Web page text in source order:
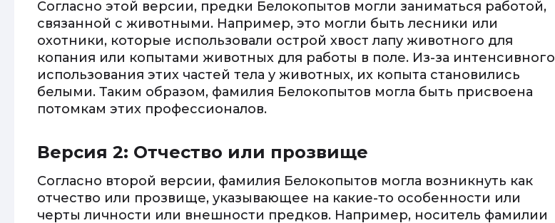
Согласно этой версии, предки Белокопытов могли заниматься работой,
связанной с животными. Например, это могли быть лесники или
охотники, которые использовали острой хвост лапу животного для
копания или копытами животных для работы в поле. Из-за интенсивного
использования этих частей тела у животных, их копыта становились
белыми. Таким образом, фамилия Белокопытов могла быть присвоена
потомкам этих профессионалов.
Версия 2: Отчество или прозвище
Согласно второй версии, фамилия Белокопытов могла возникнуть как
отчество или прозвище, указывающее на какие-то особенности или
черты личности или внешности предков. Например, носитель фамилии